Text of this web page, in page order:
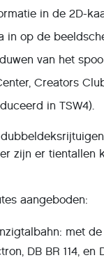
in de 2D-
in op de
van het
Creators
in TSW4).
zijn er
aangeboden:
met de
DB BR 114, en